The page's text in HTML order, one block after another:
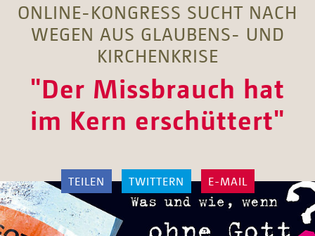
ONLINE-KONGRESS SUCHT NACH
WEGEN AUS GLAUBENS- UND
KIRCHENKRISE
"Der Missbrauch hat
im Kern erschüttert"
TEILEN TWITTERN E-MAIL